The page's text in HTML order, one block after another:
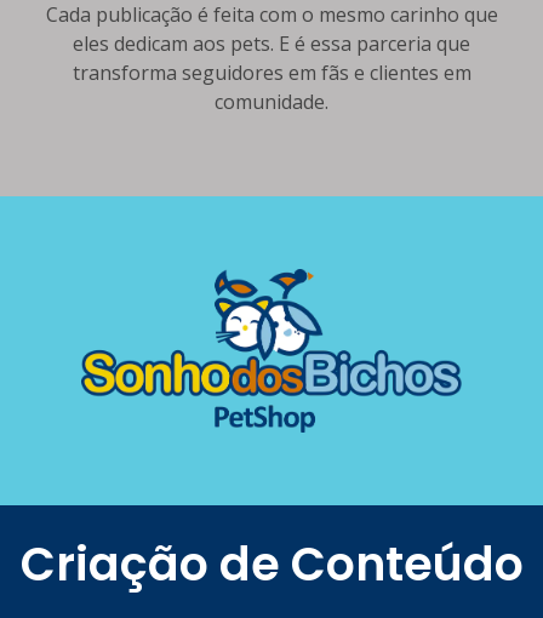
Cada publicação é feita com o mesmo carinho que
eles dedicam aos pets. E é essa parceria que
transforma seguidores em fãs e clientes em
comunidade.
Criação de Conteúdo